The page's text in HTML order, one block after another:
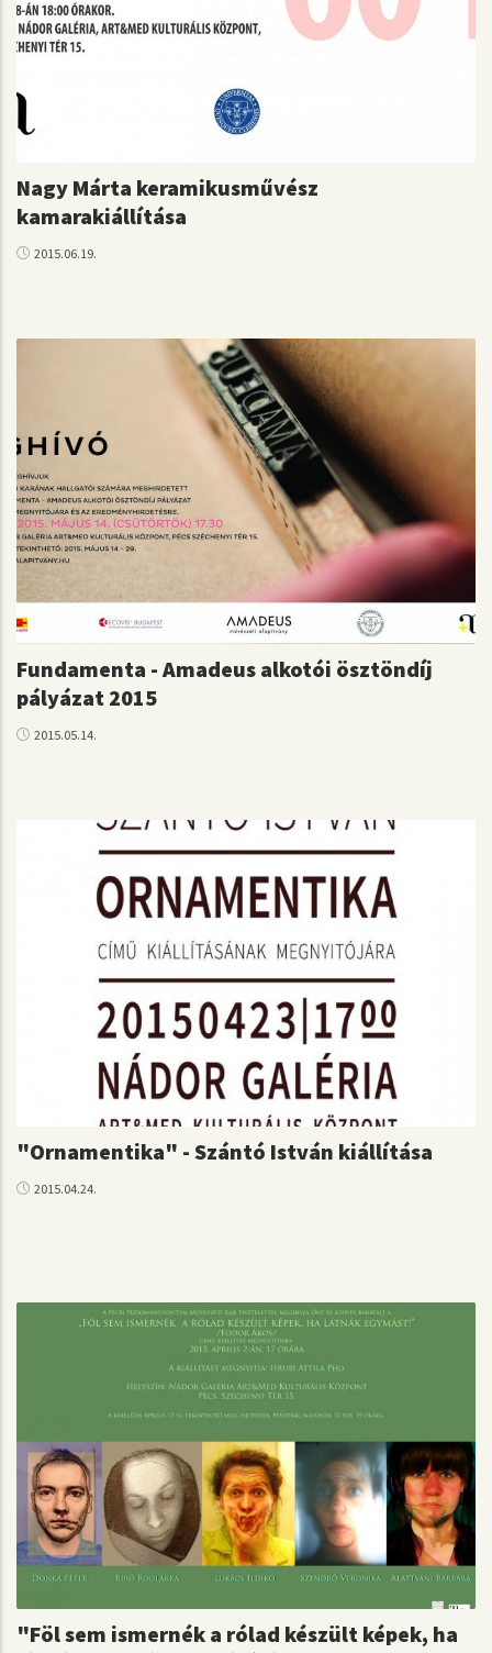
Nagy Márta keramikusművész
kamarakiállítása
2015.06.19.
Fundamenta - Amadeus alkotói ösztöndíj
pályázat 2015
2015.05.14.
"Ornamentika" - Szántó István kiállítása
2015.04.24.
"Föl sem ismernék a rólad készült képek, ha